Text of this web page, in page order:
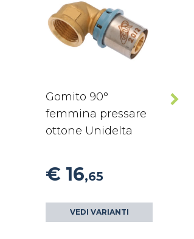
Gomito 90°
femmina pressare
ottone Unidelta
€ 16,65
VEDI VARIANTI